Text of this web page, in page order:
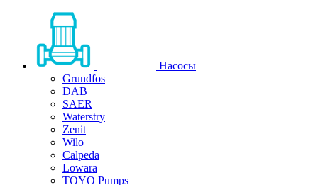
Насосы
Grundfos
DAB
SAER
Waterstry
Zenit
Wilo
Calpeda
Lowara
TOYO Pumps